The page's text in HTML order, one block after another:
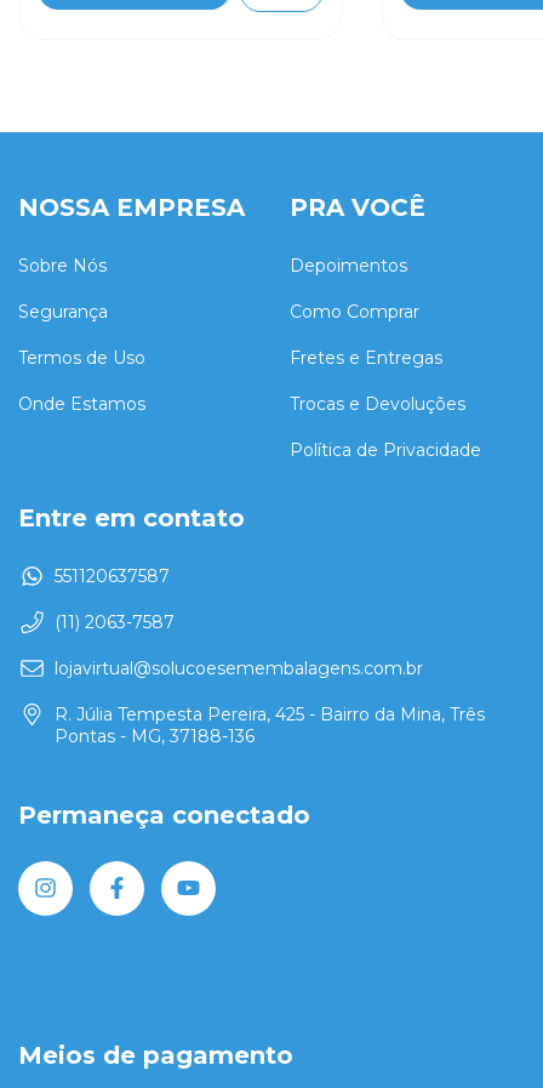
NOSSA EMPRESA
Sobre Nós
Segurança
Termos de Uso
Onde Estamos
PRA VOCÊ
Depoimentos
Como Comprar
Fretes e Entregas
Trocas e Devoluções
Política de Privacidade
Entre em contato
551120637587
(11) 2063-7587
lojavirtual@solucoesemembalagens.com.br
R. Júlia Tempesta Pereira, 425 - Bairro da Mina, Três
Pontas - MG, 37188-136
Permaneça conectado
Meios de pagamento